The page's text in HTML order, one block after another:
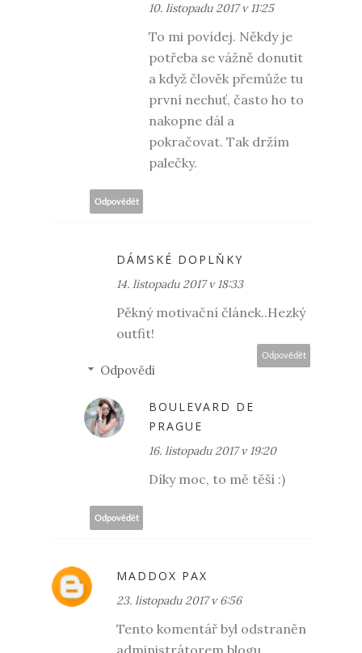
10. listopadu 2017 v 11:25
To mi povídej. Někdy je
potřeba se vážně donutit
a když člověk přemůže tu
první nechuť, často ho to
nakopne dál a
pokračovat. Tak držím
palečky.
Odpovědět
DÁMSKÉ DOPLŇKY
14. listopadu 2017 v 18:33
Pěkný motivační článek..Hezký
outfit!
Odpovědět
Odpovědi
BOULEVARD DE
PRAGUE
16. listopadu 2017 v 19:20
Díky moc, to mě těší :)
Odpovědět
MADDOX PAX
23. listopadu 2017 v 6:56
Tento komentář byl odstraněn